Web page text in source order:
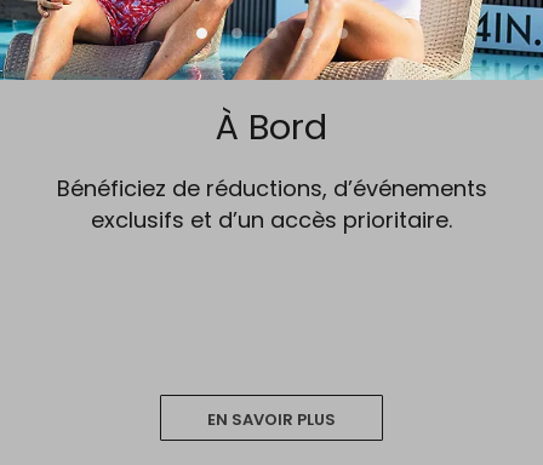
À Bord
Bénéficiez de réductions, d’événements
exclusifs et d’un accès prioritaire.
EN SAVOIR PLUS